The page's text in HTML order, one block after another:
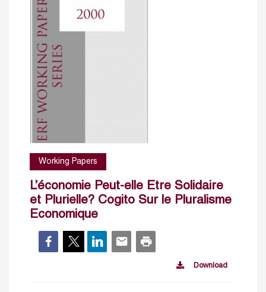
Working Papers
L’économie Peut-elle Etre Solidaire
et Plurielle? Cogito Sur le Pluralisme
Economique
Download